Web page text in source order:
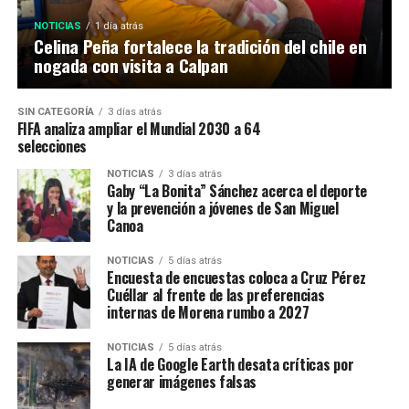
NOTICIAS 1 día atrás
Celina Peña fortalece la tradición del chile en
nogada con visita a Calpan
SIN CATEGORÍA 3 días atrás
FIFA analiza ampliar el Mundial 2030 a 64
selecciones
NOTICIAS 3 días atrás
Gaby “La Bonita” Sánchez acerca el deporte
y la prevención a jóvenes de San Miguel
Canoa
NOTICIAS 5 días atrás
Encuesta de encuestas coloca a Cruz Pérez
Cuéllar al frente de las preferencias
internas de Morena rumbo a 2027
NOTICIAS 5 días atrás
La IA de Google Earth desata críticas por
generar imágenes falsas